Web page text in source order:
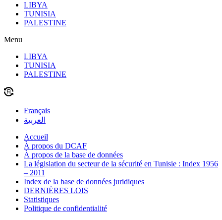
LIBYA
TUNISIA
PALESTINE
Menu
LIBYA
TUNISIA
PALESTINE
Français
العربية
Accueil
À propos du DCAF
À propos de la base de données
La législation du secteur de la sécurité en Tunisie : Index 1956
– 2011
Index de la base de données juridiques
DERNIÈRES LOIS
Statistiques
Politique de confidentialité